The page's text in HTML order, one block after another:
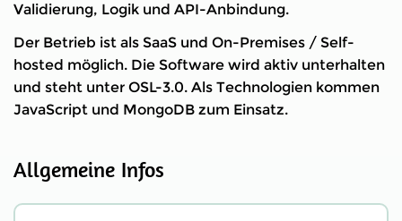
Validierung, Logik und API-Anbindung.
Der Betrieb ist als SaaS und On-Premises / Self-
hosted möglich. Die Software wird aktiv unterhalten
und steht unter OSL-3.0. Als Technologien kommen
JavaScript und MongoDB zum Einsatz.
Allgemeine Infos